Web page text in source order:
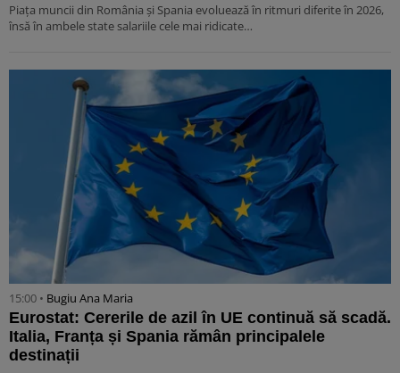
Piața muncii din România și Spania evoluează în ritmuri diferite în 2026,
însă în ambele state salariile cele mai ridicate…
15:00 • Bugiu ⁠Ana Maria
Eurostat: Cererile de azil în UE continuă să scadă.
Italia, Franța și Spania rămân principalele
destinații